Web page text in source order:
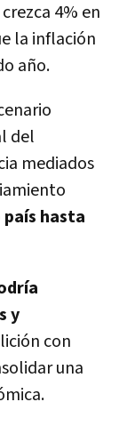
4% en
la inflación
año.
del
mediados
hasta
y
con
una
.